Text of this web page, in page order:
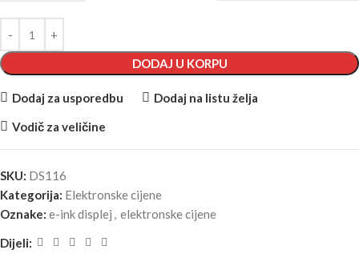
DODAJ U KORPU
Dodaj za usporedbu
Dodaj na listu želja
Vodič za veličine
SKU: DS116
Kategorija: Elektronske cijene
Oznake: e-ink displej , elektronske cijene
Dijeli: